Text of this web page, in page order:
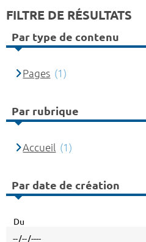
FILTRE DE RÉSULTATS
Par type de contenu
Pages (1)
Par rubrique
Accueil (1)
Par date de création
Du